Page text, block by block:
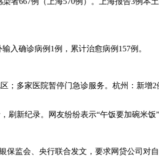
入确诊病例1例，累计治愈病例157例。
；多家医院暂停门急诊服务。杭州：新增
新纪录。网友纷纷表示“午饭要加碗米饭
保监会、央行联合发文，要求网贷公司对